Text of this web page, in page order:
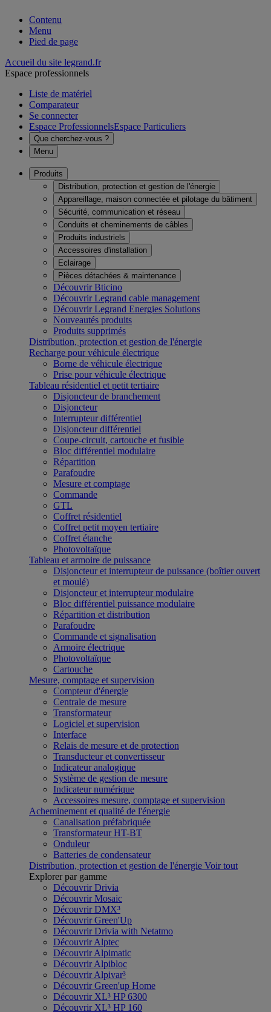
Contenu
Menu
Pied de page
Accueil du site legrand.fr
Espace professionnels
Liste de matériel
Comparateur
Se connecter
Espace ProfessionnelsEspace Particuliers
Que cherchez-vous ?
Menu
Produits
Distribution, protection et gestion de l'énergie
Appareillage, maison connectée et pilotage du bâtiment
Sécurité, communication et réseau
Conduits et cheminements de câbles
Produits industriels
Accessoires d'installation
Eclairage
Pièces détachées & maintenance
Découvrir Bticino
Découvrir Legrand cable management
Découvrir Legrand Energies Solutions
Nouveautés produits
Produits supprimés
Distribution, protection et gestion de l'énergie
Recharge pour véhicule électrique
Borne de véhicule électrique
Prise pour véhicule électrique
Tableau résidentiel et petit tertiaire
Disjoncteur de branchement
Disjoncteur
Interrupteur différentiel
Disjoncteur différentiel
Coupe-circuit, cartouche et fusible
Bloc différentiel modulaire
Répartition
Parafoudre
Mesure et comptage
Commande
GTL
Coffret résidentiel
Coffret petit moyen tertiaire
Coffret étanche
Photovoltaïque
Tableau et armoire de puissance
Disjoncteur et interrupteur de puissance (boîtier ouvert
et moulé)
Disjoncteur et interrupteur modulaire
Bloc différentiel puissance modulaire
Répartition et distribution
Parafoudre
Commande et signalisation
Armoire électrique
Photovoltaïque
Cartouche
Mesure, comptage et supervision
Compteur d'énergie
Centrale de mesure
Transformateur
Logiciel et supervision
Interface
Relais de mesure et de protection
Transducteur et convertisseur
Indicateur analogique
Système de gestion de mesure
Indicateur numérique
Accessoires mesure, comptage et supervision
Acheminement et qualité de l'énergie
Canalisation préfabriquée
Transformateur HT-BT
Onduleur
Batteries de condensateur
Distribution, protection et gestion de l'énergie Voir tout
Explorer par gamme
Découvrir Drivia
Découvrir Mosaic
Découvrir DMX³
Découvrir Green'Up
Découvrir Drivia with Netatmo
Découvrir Alptec
Découvrir Alpimatic
Découvrir Alpibloc
Découvrir Alpivar³
Découvrir Green'up Home
Découvrir XL³ HP 6300
Découvrir XL³ HP 160